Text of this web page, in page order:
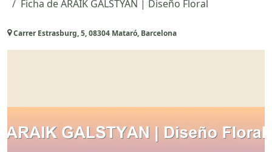
Ficha de ARAIK GALSTYAN | Diseño Floral
Carrer Estrasburg, 5, 08304 Mataró, Barcelona